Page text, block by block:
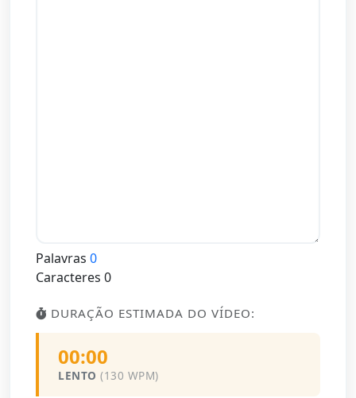
Palavras 0
Caracteres 0
DURAÇÃO ESTIMADA DO VÍDEO:
00:00
LENTO (130 WPM)